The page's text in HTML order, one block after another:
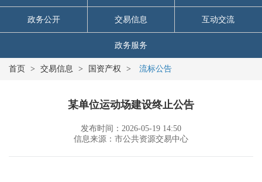
政务公开 交易信息 互动交流
政务服务
首页 > 交易信息 > 国资产权 > 流标公告
某单位运动场建设终止公告
发布时间：2026-05-19 14:50
信息来源：市公共资源交易中心